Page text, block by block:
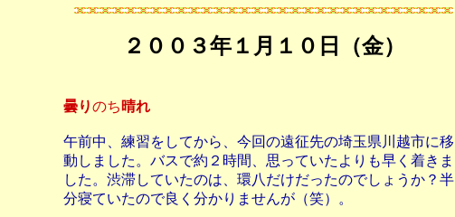
２００３年１月１０日（金）
曇りのち 晴れ
午前中、練習をしてから、今回の遠征先の埼玉県川越市に移
動しました。バスで約２時間、思っていたよりも早く着きま
した。渋滞していたのは、環八だけだったのでしょうか？半
分寝ていたので良く分かりませんが（笑）。